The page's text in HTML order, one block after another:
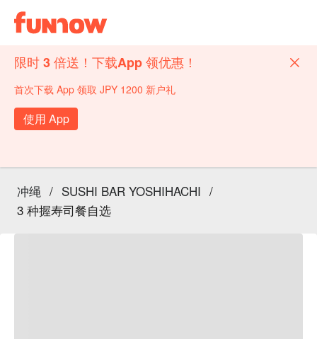
限时 3 倍送！下载App 领优惠！
首次下载 App 领取 JPY 1200 新户礼
使用 App
冲绳 / SUSHI BAR YOSHIHACHI /
3 种握寿司餐自选